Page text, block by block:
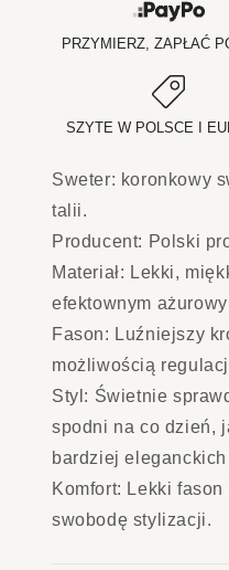
PRZYMIERZ, ZAPŁAĆ
SZYTE W POLSCE I
Sweter: koronkowy
talii.
Producent: Polski
Materiał: Lekki,
efektownym
Fason: Luźniejszy
możliwością
Styl: Świetnie
spodni na co dzień,
bardziej
Komfort: Lekki
swobodę stylizacji.